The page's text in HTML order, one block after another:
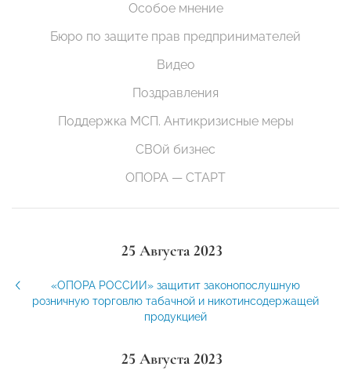
Особое мнение
Бюро по защите прав предпринимателей
Видео
Поздравления
Поддержка МСП. Антикризисные меры
СВОй бизнес
ОПОРА — СТАРТ
25 Августа 2023
«ОПОРА РОССИИ» защитит законопослушную
розничную торговлю табачной и никотинсодержащей
продукцией
25 Августа 2023